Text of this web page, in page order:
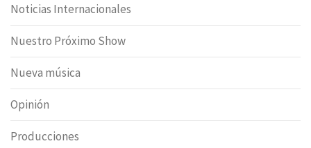
Noticias Internacionales
Nuestro Próximo Show
Nueva música
Opinión
Producciones